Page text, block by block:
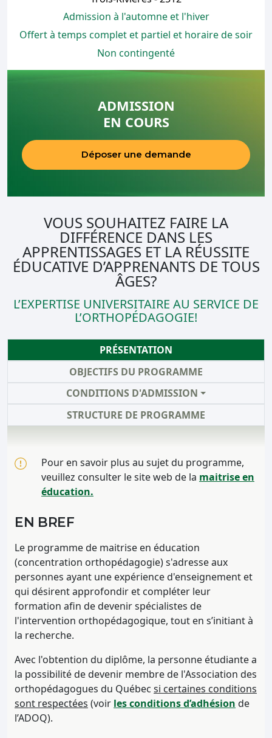
Admission à l'automne et l'hiver
Offert à temps complet et partiel et horaire de soir
Non contingenté
ADMISSION
EN COURS
Déposer une demande
VOUS SOUHAITEZ FAIRE LA
DIFFÉRENCE DANS LES
APPRENTISSAGES ET LA RÉUSSITE
ÉDUCATIVE D’APPRENANTS DE TOUS
ÂGES?
L’EXPERTISE UNIVERSITAIRE AU SERVICE DE
L’ORTHOPÉDAGOGIE!
PRÉSENTATION
OBJECTIFS DU PROGRAMME
CONDITIONS D'ADMISSION
STRUCTURE DE PROGRAMME
Pour en savoir plus au sujet du programme,
veuillez consulter le site web de la maitrise en
éducation.
EN BREF
Le programme de maitrise en éducation
(concentration orthopédagogie) s'adresse aux
personnes ayant une expérience d'enseignement et
qui désirent approfondir et compléter leur
formation afin de devenir spécialistes de
l'intervention orthopédagogique, tout en s’initiant à
la recherche.
Avec l'obtention du diplôme, la personne étudiante a
la possibilité de devenir membre de l'Association des
orthopédagogues du Québec si certaines conditions
sont respectées (voir les conditions d’adhésion de
l’ADOQ).